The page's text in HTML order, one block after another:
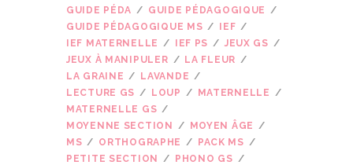
GUIDE PÉDA
GUIDE PÉDAGOGIQUE
GUIDE PÉDAGOGIQUE MS
IEF
IEF MATERNELLE
IEF PS
JEUX GS
JEUX À MANIPULER
LA FLEUR
LA GRAINE
LAVANDE
LECTURE GS
LOUP
MATERNELLE
MATERNELLE GS
MOYENNE SECTION
MOYEN ÂGE
MS
ORTHOGRAPHE
PACK MS
PETITE SECTION
PHONO GS